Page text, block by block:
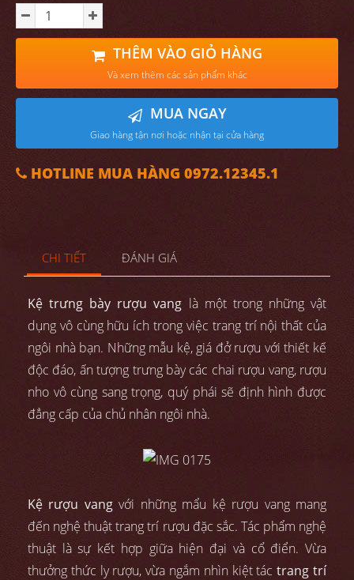
THÊM VÀO GIỎ HÀNG
Và xem thêm các sản phẩm khác
MUA NGAY
Giao hàng tận nơi hoặc nhận tại cửa hàng
HOTLINE MUA HÀNG 0972.12345.1
CHI TIẾT ĐÁNH GIÁ
Kệ trưng bày rượu vang là một trong những vật
dụng vô cùng hữu ích trong việc trang trí nội thất của
ngôi nhà bạn. Những mẫu kệ, giá đở rượu với thiết kế
độc đáo, ấn tượng trưng bày các chai rượu vang, rượu
nho vô cùng sang trọng, quý phái sẽ định hình được
đẳng cấp của chủ nhân ngôi nhà.
Kệ rượu vangvới những mẩu kệ rượu vang mang
đến nghệ thuật trang trí rượu đặc sắc. Tác phẩm nghệ
thuật là sự kết hợp giữa hiện đại và cổ điển. Vừa
thưởng thức ly rượu, vừa ngắm nhìn kiệt táctrang trí